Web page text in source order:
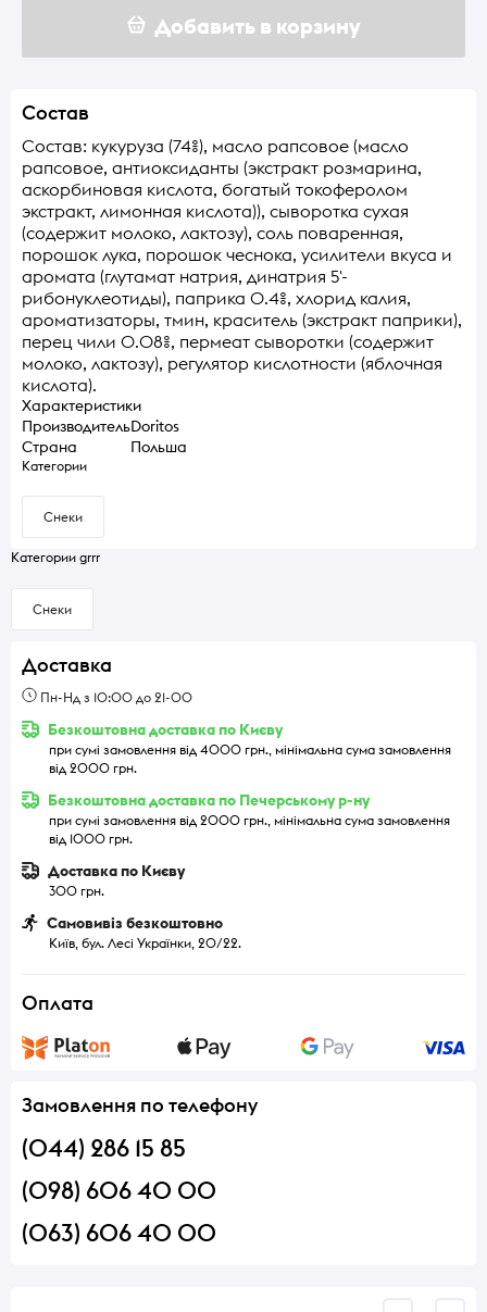
Добавить в корзину
Состав
Состав: кукуруза (74%), масло рапсовое (масло
рапсовое, антиоксиданты (экстракт розмарина,
аскорбиновая кислота, богатый токоферолом
экстракт, лимонная кислота)), сыворотка сухая
(содержит молоко, лактозу), соль поваренная,
порошок лука, порошок чеснока, усилители вкуса и
аромата (глутамат натрия, динатрия 5'-
рибонуклеотиды), паприка 0.4%, хлорид калия,
ароматизаторы, тмин, краситель (экстракт паприки),
перец чили 0.08%, пермеат сыворотки (содержит
молоко, лактозу), регулятор кислотности (яблочная
кислота).
Характеристики
ПроизводительDoritos
Страна
Польша
Категории
Снеки
Категории grrr
Снеки
Доставка
Пн-Нд з 10:00 до 21-00
Безкоштовна доставка по Києву
при сумі замовлення від 4000 грн., мінімальна сума замовлення
від 2000 грн.
Безкоштовна доставка по Печерському р-ну
при сумі замовлення від 2000 грн., мінімальна сума замовлення
від 1000 грн.
Доставка по Києву
300 грн.
Самовивіз безкоштовно
Київ, бул. Лесі Українки, 20/22.
Оплата
Замовлення по телефону
(044) 286 15 85
(098) 606 40 00
(063) 606 40 00